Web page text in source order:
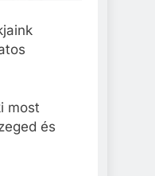
most
és